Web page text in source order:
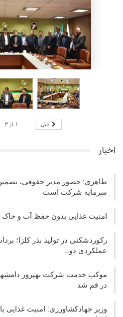
قبل ۱ از ۳
اخبار
طاهری: حضور مدیر حقوقی،
سرمایه شرکت‌ است
امنیت غذایی بدون حفظ آب و
عملکردی دو…
موکب خدمت شرکت بهپرور دامشهر
در قم شد
وزیر جهادکشاورزی: امنیت غذایی